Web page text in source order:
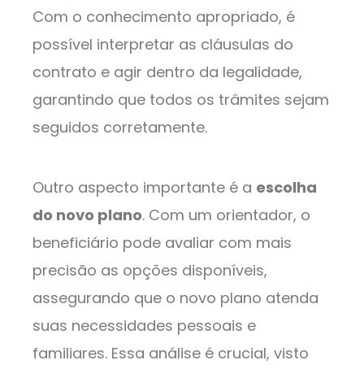
Com o conhecimento apropriado, é
possível interpretar as cláusulas do
contrato e agir dentro da legalidade,
garantindo que todos os trâmites sejam
seguidos corretamente.
Outro aspecto importante é a escolha
do novo plano. Com um orientador, o
beneficiário pode avaliar com mais
precisão as opções disponíveis,
assegurando que o novo plano atenda
suas necessidades pessoais e
familiares. Essa análise é crucial, visto